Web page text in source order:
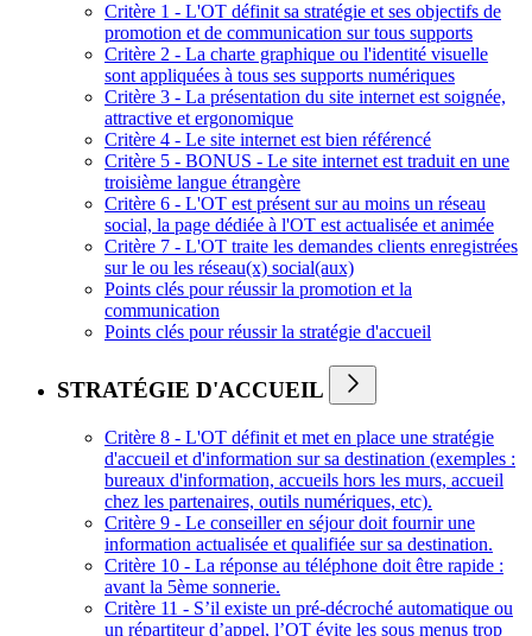
Critère 1 - L'OT définit sa stratégie et ses objectifs de
promotion et de communication sur tous supports
Critère 2 - La charte graphique ou l'identité visuelle
sont appliquées à tous ses supports numériques
Critère 3 - La présentation du site internet est soignée,
attractive et ergonomique
Critère 4 - Le site internet est bien référencé
Critère 5 - BONUS - Le site internet est traduit en une
troisième langue étrangère
Critère 6 - L'OT est présent sur au moins un réseau
social, la page dédiée à l'OT est actualisée et animée
Critère 7 - L'OT traite les demandes clients enregistrées
sur le ou les réseau(x) social(aux)
Points clés pour réussir la promotion et la
communication
Points clés pour réussir la stratégie d'accueil
STRATÉGIE D'ACCUEIL
Critère 8 - L'OT définit et met en place une stratégie
d'accueil et d'information sur sa destination (exemples :
bureaux d'information, accueils hors les murs, accueil
chez les partenaires, outils numériques, etc).
Critère 9 - Le conseiller en séjour doit fournir une
information actualisée et qualifiée sur sa destination.
Critère 10 - La réponse au téléphone doit être rapide :
avant la 5ème sonnerie.
Critère 11 - S’il existe un pré-décroché automatique ou
un répartiteur d’appel, l’OT évite les sous menus trop